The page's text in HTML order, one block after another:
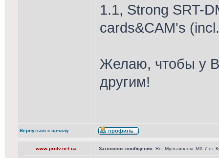
1.1, Strong SRT-
cards&CAM's
Желаю, чтобы у
другим!
Вернуться к началу
www.protv.net.ua Заголовок сообщения: Re: Мультиплекс МХ-7 от